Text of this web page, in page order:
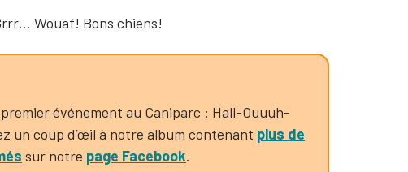
Wouaf! Bons chiens!
événement au Caniparc : Hall-Ouuuh-
un coup d’œil à notre album contenant plus de
sur notre page Facebook.